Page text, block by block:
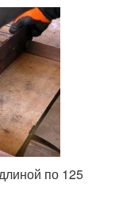
по 125